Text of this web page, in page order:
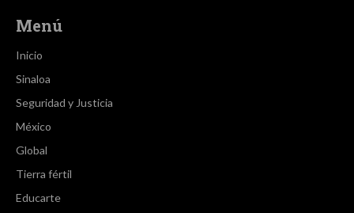
Menú
Inicio
Sinaloa
Seguridad y Justicia
México
Global
Tierra fértil
Educarte